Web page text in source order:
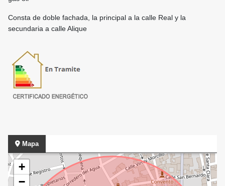
Consta de doble fachada, la principal a la calle Real y la
secundaria a calle Alique
Mapa
+
−